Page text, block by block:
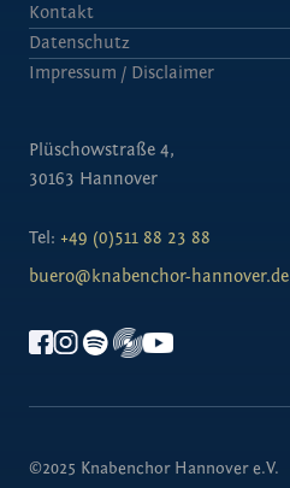
Kontakt
Datenschutz
Impressum / Disclaimer
Plüschowstraße 4,
30163 Hannover
Tel: +49 (0)511 88 23 88
buero@knabenchor-hannover.de
©2025 Knabenchor Hannover e.V.